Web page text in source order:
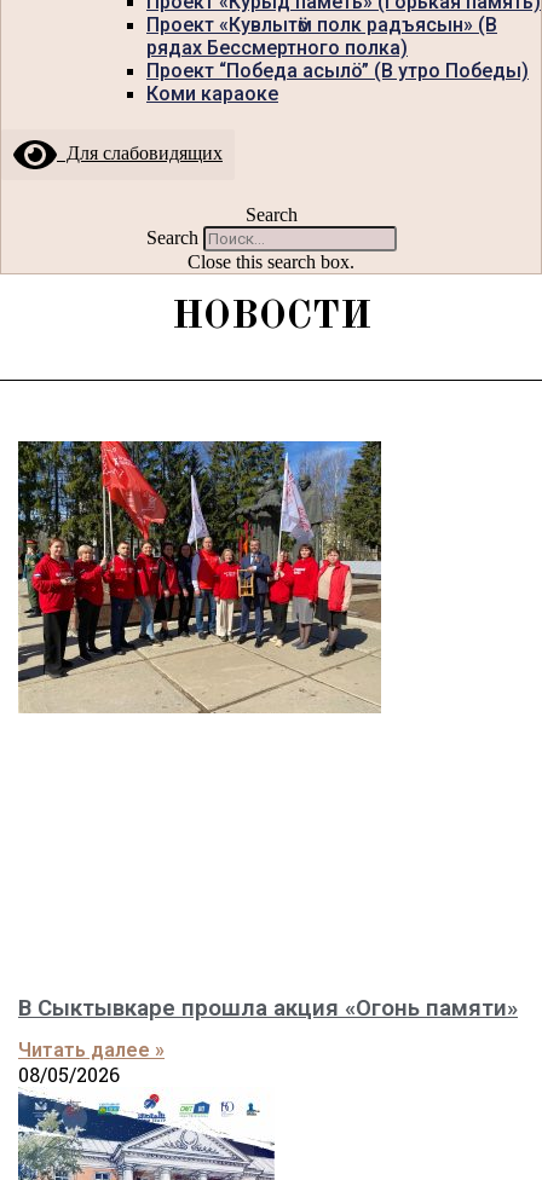
Проект «Кувлытӧм полк радъясын» (В
рядах Бессмертного полка)
Проект “Победа асылö” (В утро Победы)
Коми караоке
Для слабовидящих
Search
Search
Close this search box.
НОВОСТИ
В Сыктывкаре прошла акция «Огонь памяти»
Читать далее »
08/05/2026